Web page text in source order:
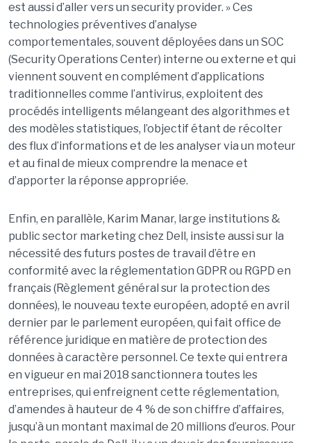
est aussi d’aller vers un security provider. » Ces
technologies préventives d’analyse
comportementales, souvent déployées dans un SOC
(Security Operations Center) interne ou externe et qui
viennent souvent en complément d’applications
traditionnelles comme l’antivirus, exploitent des
procédés intelligents mélangeant des algorithmes et
des modèles statistiques, l’objectif étant de récolter
des flux d’informations et de les analyser via un moteur
et au final de mieux comprendre la menace et
d’apporter la réponse appropriée.
Enfin, en parallèle, Karim Manar, large institutions &
public sector marketing chez Dell, insiste aussi sur la
nécessité des futurs postes de travail d’être en
conformité avec la réglementation GDPR ou RGPD en
français (Règlement général sur la protection des
données), le nouveau texte européen, adopté en avril
dernier par le parlement européen, qui fait office de
référence juridique en matière de protection des
données à caractère personnel. Ce texte qui entrera
en vigueur en mai 2018 sanctionnera toutes les
entreprises, qui enfreignent cette réglementation,
d’amendes à hauteur de 4 % de son chiffre d’affaires,
jusqu’à un montant maximal de 20 millions d’euros. Pour